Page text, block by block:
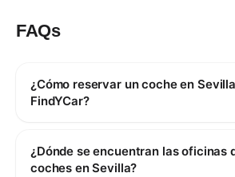
FAQs
¿Cómo reservar un coche en
FindYCar?
¿Dónde se encuentran las oficinas
coches en Sevilla?